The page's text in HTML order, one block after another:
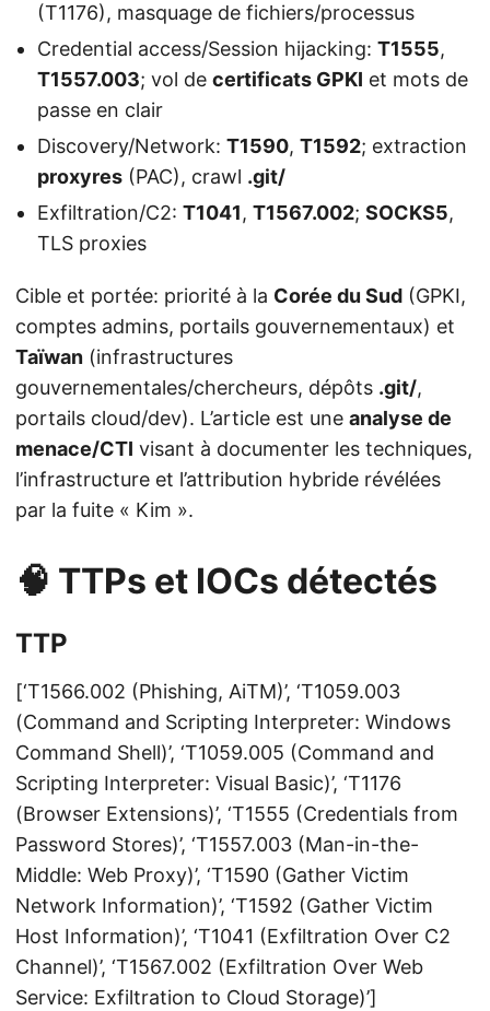
(T1176), masquage de fichiers/processus
Credential access/Session hijacking: T1555,
T1557.003; vol de certificats GPKI et mots de
passe en clair
Discovery/Network: T1590, T1592; extraction
proxyres (PAC), crawl .git/
Exfiltration/C2: T1041, T1567.002; SOCKS5,
TLS proxies
Cible et portée: priorité à la Corée du Sud (GPKI,
comptes admins, portails gouvernementaux) et
Taïwan (infrastructures
gouvernementales/chercheurs, dépôts .git/,
portails cloud/dev). L’article est une analyse de
menace/CTI visant à documenter les techniques,
l’infrastructure et l’attribution hybride révélées
par la fuite « Kim ».
🧠 TTPs et IOCs détectés
TTP
[‘T1566.002 (Phishing, AiTM)’, ‘T1059.003
(Command and Scripting Interpreter: Windows
Command Shell)’, ‘T1059.005 (Command and
Scripting Interpreter: Visual Basic)’, ‘T1176
(Browser Extensions)’, ‘T1555 (Credentials from
Password Stores)’, ‘T1557.003 (Man-in-the-
Middle: Web Proxy)’, ‘T1590 (Gather Victim
Network Information)’, ‘T1592 (Gather Victim
Host Information)’, ‘T1041 (Exfiltration Over C2
Channel)’, ‘T1567.002 (Exfiltration Over Web
Service: Exfiltration to Cloud Storage)’]